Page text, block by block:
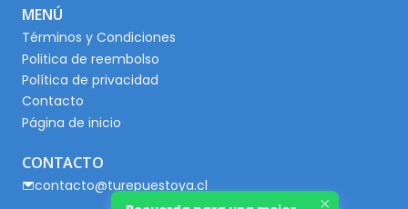
MENÚ
Términos y Condiciones
Politica de reembolso
Política de privacidad
Contacto
Página de inicio
CONTACTO
contacto@turepuestoya.cl